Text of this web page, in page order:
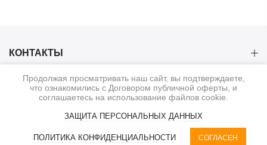
КОНТАКТЫ
КАТЕГОРИИ
ИНФОРМАЦИЯ
Продолжая просматривать наш сайт, вы подтверждаете,
что ознакомились с Договором публичной оферты, и
соглашаетесь на использование файлов cookie.
ЗАЩИТА ПЕРСОНАЛЬНЫХ ДАННЫХ
ПОЛИТИКА КОНФИДЕНЦИАЛЬНОСТИ СОГЛАСЕН